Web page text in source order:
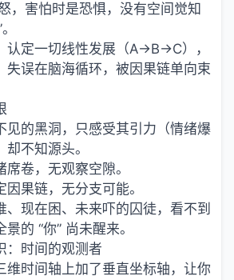
害怕时是恐惧，没有空间觉知
认定一切线性发展（A→B→C），
失误在脑海循环，被因果链单向束
见的黑洞，只感受其引力（情绪爆
不知源头。
卷，无观察空隙。
果链，无分支可能。
、现在困、未来吓的囚徒，看不到
的 “你” 尚未醒来。
：时间的观测者
维时间轴上加了垂直坐标轴，让你